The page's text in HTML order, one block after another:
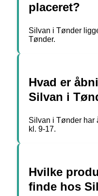
placeret?
Silvan i Tønder
Tønder.
Hvad er
Silvan i
Silvan i Tønder har
kl. 9-17.
Hvilke
finde hos